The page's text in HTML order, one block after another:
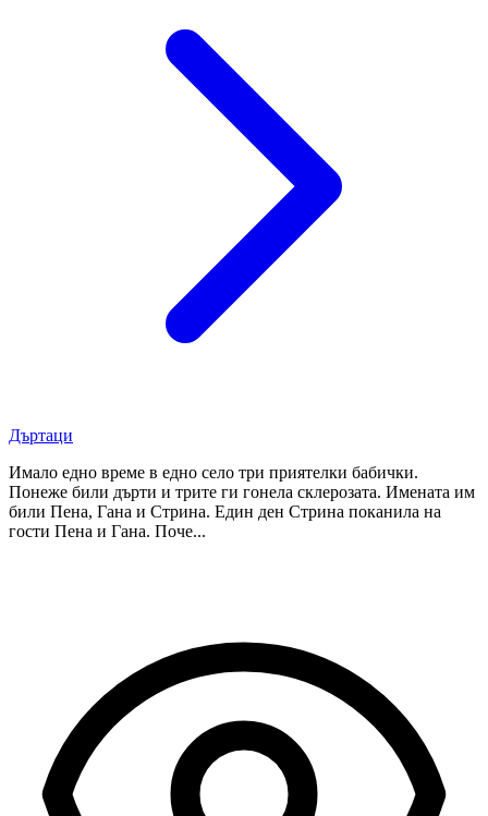
Дъртаци
Имало едно време в едно село три приятелки бабички.
Понеже били дърти и трите ги гонела склерозата. Имената им
били Пена, Гана и Стрина. Един ден Стрина поканила на
гости Пена и Гана. Поче...